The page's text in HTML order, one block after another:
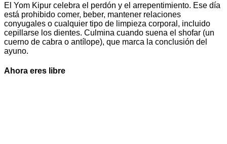
El Yom Kipur celebra el perdón y el arrepentimiento. Ese día
está prohibido comer, beber, mantener relaciones
conyugales o cualquier tipo de limpieza corporal, incluido
cepillarse los dientes. Culmina cuando suena el shofar (un
cuerno de cabra o antílope), que marca la conclusión del
ayuno.
Ahora eres libre